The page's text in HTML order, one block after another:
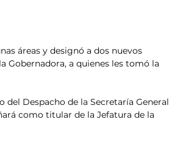
áreas y designó a dos nuevos
Gobernadora, a quienes les tomó la
Despacho de la Secretaría General
como titular de la Jefatura de la